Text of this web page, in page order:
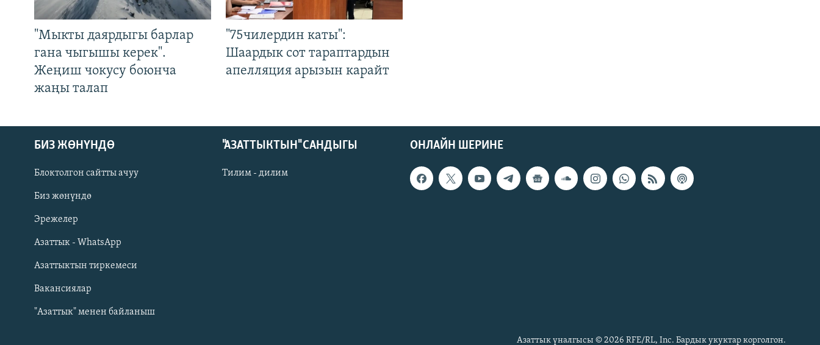
Русский
ОНЛАЙН ШЕРИНЕ
"Мыкты даярдыгы барлар
гана чыгышы керек".
Жеңиш чокусу боюнча
жаңы талап
"75чилердин каты":
Шаардык сот тараптардын
апелляция арызын карайт
ОНЛАЙН ШЕРИНЕ
БИЗ ЖӨНҮНДӨ
Блоктолгон сайтты ачуу
Биз жөнүндө
Эрежелер
Азаттык - WhatsApp
Азаттыктын тиркемеси
Вакансиялар
"Азаттык" менен байланыш
"АЗАТТЫКТЫН" САНДЫГЫ
Тилим - дилим
Азаттык үналгысы © 2026 RFE/RL, Inc. Бардык укуктар корголгон.